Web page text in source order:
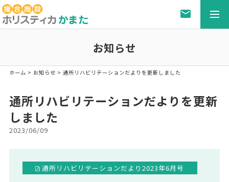
お知らせ
ホーム > お知らせ > 通所リハビリテーションだよりを更新しました
通所リハビリテーションだよりを更新
しました
2023/06/09
通所リハビリテーションだより2023年6月号